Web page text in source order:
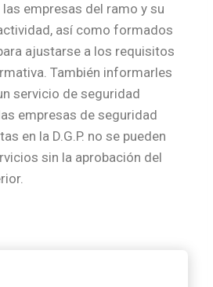
empresas del ramo y su
así como formados
ajustarse a los requisitos
También informarles
servicio de seguridad
empresas de seguridad
en la D.G.P. no se pueden
sin la aprobación del